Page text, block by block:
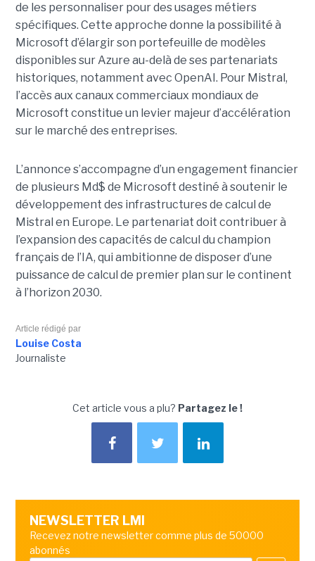
de les personnaliser pour des usages métiers
spécifiques. Cette approche donne la possibilité à
Microsoft d’élargir son portefeuille de modèles
disponibles sur Azure au-delà de ses partenariats
historiques, notamment avec OpenAI. Pour Mistral,
l’accès aux canaux commerciaux mondiaux de
Microsoft constitue un levier majeur d’accélération
sur le marché des entreprises.
L’annonce s’accompagne d’un engagement financier
de plusieurs Md$ de Microsoft destiné à soutenir le
développement des infrastructures de calcul de
Mistral en Europe. Le partenariat doit contribuer à
l’expansion des capacités de calcul du champion
français de l’IA, qui ambitionne de disposer d’une
puissance de calcul de premier plan sur le continent
à l’horizon 2030.
Article rédigé par
Louise Costa
Journaliste
Cet article vous a plu? Partagez le !
NEWSLETTER LMI
Recevez notre newsletter comme plus de 50000
abonnés